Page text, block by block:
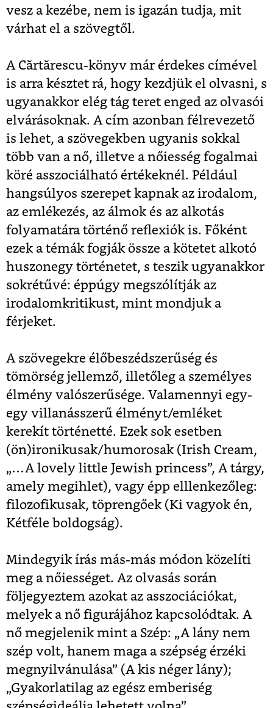
vesz a kezébe, nem is igazán tudja, mit
várhat el a szövegtől.
A Cărtărescu-könyv már érdekes címével
is arra késztet rá, hogy kezdjük el olvasni, s
ugyanakkor elég tág teret enged az olvasói
elvárásoknak. A cím azonban félrevezető
is lehet, a szövegekben ugyanis sokkal
több van a nő, illetve a nőiesség fogalmai
köré asszociálható értékeknél. Például
hangsúlyos szerepet kapnak az irodalom,
az emlékezés, az álmok és az alkotás
folyamatára történő reflexiók is. Főként
ezek a témák fogják össze a kötetet alkotó
huszonegy történetet, s teszik ugyanakkor
sokrétűvé: éppúgy megszólítják az
irodalomkritikust, mint mondjuk a
férjeket.
A szövegekre élőbeszédszerűség és
tömörség jellemző, illetőleg a személyes
élmény valószerűsége. Valamennyi egy-
egy villanásszerű élményt/emléket
kerekít történetté. Ezek sok esetben
(ön)ironikusak/humorosak (Irish Cream,
„…A lovely little Jewish princess”, A tárgy,
amely megihlet), vagy épp elllenkezőleg:
filozofikusak, töprengőek (Ki vagyok én,
Kétféle boldogság).
Mindegyik írás más-más módon közelíti
meg a nőiességet. Az olvasás során
följegyeztem azokat az asszociációkat,
melyek a nő figurájához kapcsolódtak. A
nő megjelenik mint a Szép: „A lány nem
szép volt, hanem maga a szépség érzéki
megnyilvánulása” (A kis néger lány);
„Gyakorlatilag az egész emberiség